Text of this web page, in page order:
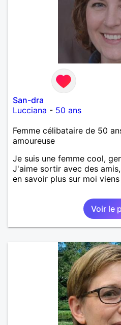
San-dra
Lucciana - 50 ans
Femme célibataire de 50
amoureuse
Je suis une femme cool,
J'aime sortir avec des
en savoir plus sur moi
Voir le